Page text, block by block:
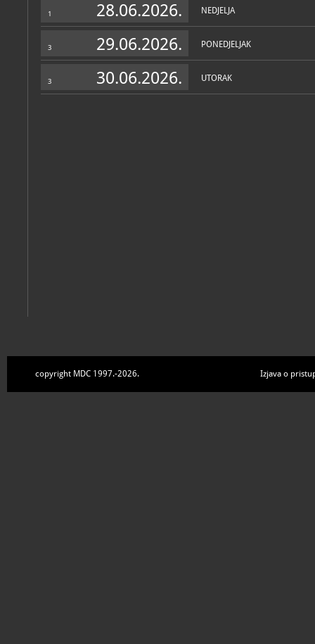
1 28.06.2026. NEDJELJA
3 29.06.2026. PONEDJELJAK
3 30.06.2026. UTORAK
copyright MDC 1997.-2026. Izjava o